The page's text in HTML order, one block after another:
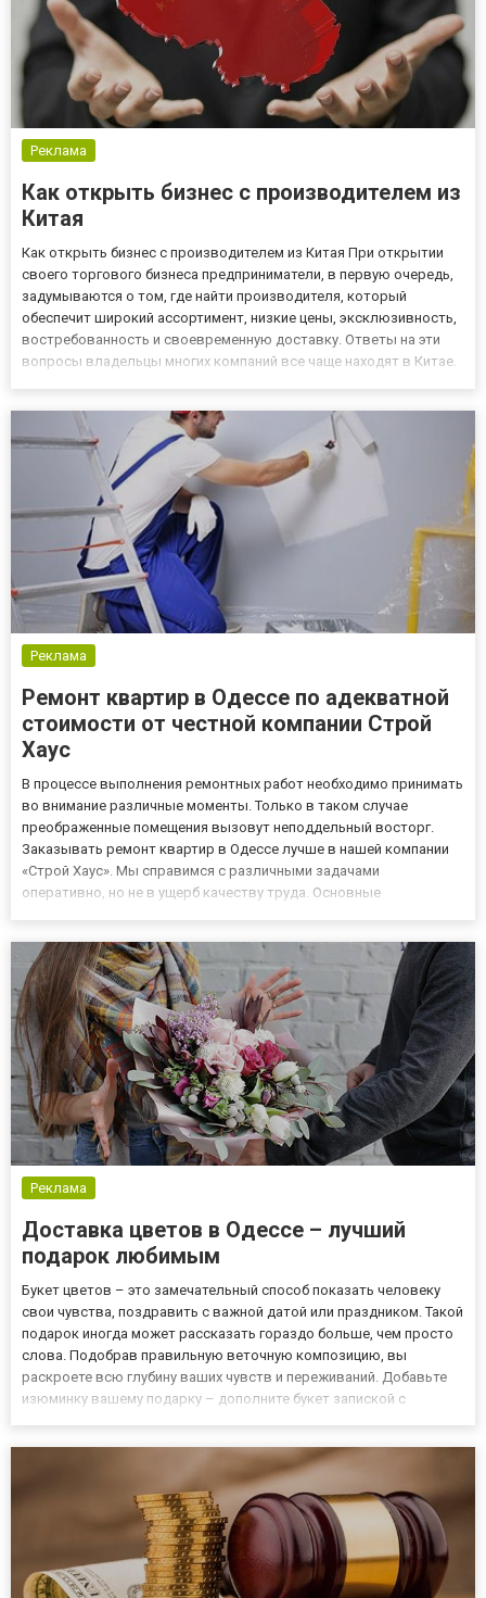
Реклама
Как открыть бизнес с производителем из
Китая
Как открыть бизнес с производителем из Китая При открытии
своего торгового бизнеса предприниматели, в первую очередь,
задумываются о том, где найти производителя, который
обеспечит широкий ассортимент, низкие цены, эксклюзивность,
востребованность и своевременную доставку. Ответы на эти
вопросы владельцы многих компаний все чаще находят в Китае.
Реклама
Ремонт квартир в Одессе по адекватной
стоимости от честной компании Строй
Хаус
В процессе выполнения ремонтных работ необходимо принимать
во внимание различные моменты. Только в таком случае
преображенные помещения вызовут неподдельный восторг.
Заказывать ремонт квартир в Одессе лучше в нашей компании
«Строй Хаус». Мы справимся с различными задачами
оперативно, но не в ущерб качеству труда. Основные
выполнения специалистами зада...
Реклама
Доставка цветов в Одессе – лучший
подарок любимым
Букет цветов – это замечательный способ показать человеку
свои чувства, поздравить с важной датой или праздником. Такой
подарок иногда может рассказать гораздо больше, чем просто
слова. Подобрав правильную веточную композицию, вы
раскроете всю глубину ваших чувств и переживаний. Добавьте
изюминку вашему подарку – дополните букет запиской с